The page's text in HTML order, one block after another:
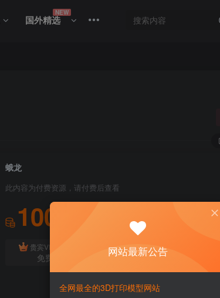
国外精选
NEW
蛾龙
此内容为付费资源，请付费后查看
100
贵宾VIP会员
免费
体验会员免费
网站最新公告
全网最全的3D打印模型网站